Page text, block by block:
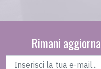
Rimani